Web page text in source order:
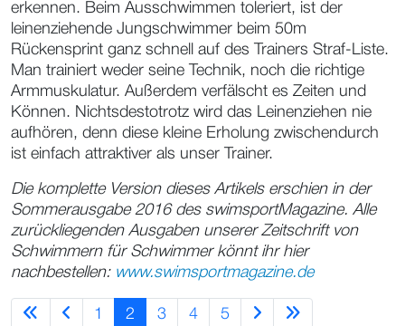
erkennen. Beim Ausschwimmen toleriert, ist der
leinenziehende Jungschwimmer beim 50m
Rückensprint ganz schnell auf des Trainers Straf-Liste.
Man trainiert weder seine Technik, noch die richtige
Armmuskulatur. Außerdem verfälscht es Zeiten und
Können. Nichtsdestotrotz wird das Leinenziehen nie
aufhören, denn diese kleine Erholung zwischendurch
ist einfach attraktiver als unser Trainer.
Die komplette Version dieses Artikels erschien in der
Sommerausgabe 2016 des swimsportMagazine. Alle
zurückliegenden Ausgaben unserer Zeitschrift von
Schwimmern für Schwimmer könnt ihr hier
nachbestellen: www.swimsportmagazine.de
1 2 3 4 5